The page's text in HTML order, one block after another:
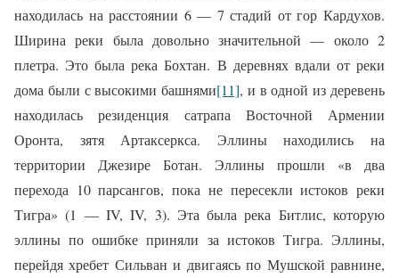
находилась на расстоянии 6 — 7 стадий от гор Кардухов.
Ширина реки была довольно значительной — около 2
плетра. Это была река Бохтан. В деревнях вдали от реки
дома были с высокими башнями[11], и в одной из деревень
находилась резиденция сатрапа Восточной Армении
Оронта, зятя Артаксеркса. Эллины находились на
территории Джезире Ботан. Эллины прошли «в два
перехода 10 парсангов, пока не пересекли истоков реки
Тигра» (1 — IV,IV, 3). Эта была река Битлис, которую
эллины по ошибке приняли за истоков Тигра. Эллины,
перейдя хребет Сильван и двигаясь по Мушской равнине,